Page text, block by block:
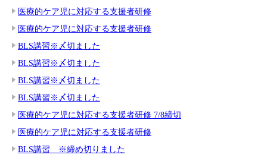
医療的ケア児に対応する支援者研修
医療的ケア児に対応する支援者研修
BLS講習※〆切ました
BLS講習※〆切ました
BLS講習※〆切ました
BLS講習※〆切ました
医療的ケア児に対応する支援者研修 7/8締切
医療的ケア児に対応する支援者研修
BLS講習 ※締め切りました